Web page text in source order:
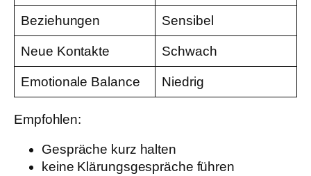
Beziehungen Sensibel
Neue Kontakte Schwach
Emotionale Balance Niedrig
Empfohlen:
Gespräche kurz halten
keine Klärungsgespräche führen